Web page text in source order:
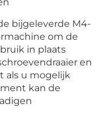
bijgeleverde M4-
om de
in plaats
en
als u mogelijk
kan de